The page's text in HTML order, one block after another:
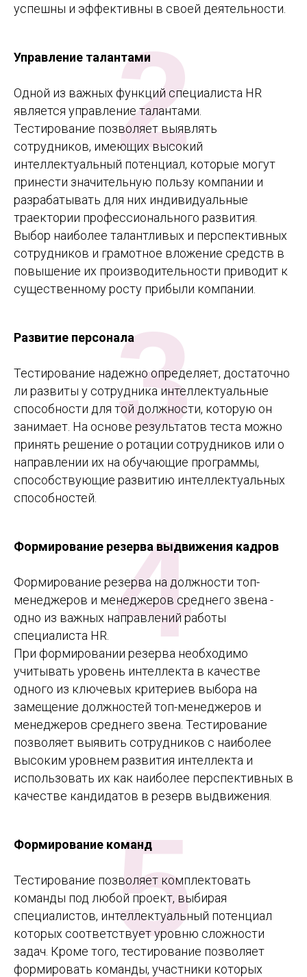
успешны и эффективны в своей деятельности.
Управление талантами
Одной из важных функций специалиста HR
является управление талантами.
Тестирование позволяет выявлять
сотрудников, имеющих высокий
интеллектуальный потенциал, которые могут
принести значительную пользу компании и
разрабатывать для них индивидуальные
траектории профессионального развития.
Выбор наиболее талантливых и перспективных
сотрудников и грамотное вложение средств в
повышение их производительности приводит к
существенному росту прибыли компании.
2
Развитие персонала
Тестирование надежно определяет, достаточно
ли развиты у сотрудника интеллектуальные
способности для той должности, которую он
занимает. На основе результатов теста можно
принять решение о ротации сотрудников или о
направлении их на обучающие программы,
способствующие развитию интеллектуальных
способностей.
3
Формирование резерва выдвижения кадров
Формирование резерва на должности топ-
менеджеров и менеджеров среднего звена -
одно из важных направлений работы
специалиста HR.
При формировании резерва необходимо
учитывать уровень интеллекта в качестве
одного из ключевых критериев выбора на
замещение должностей топ-менеджеров и
менеджеров среднего звена. Тестирование
позволяет выявить сотрудников с наиболее
высоким уровнем развития интеллекта и
использовать их как наиболее перспективных в
качестве кандидатов в резерв выдвижения.
4
Формирование команд
Тестирование позволяет комплектовать
команды под любой проект, выбирая
специалистов, интеллектуальный потенциал
которых соответствует уровню сложности
задач. Кроме того, тестирование позволяет
формировать команды, участники которых
5